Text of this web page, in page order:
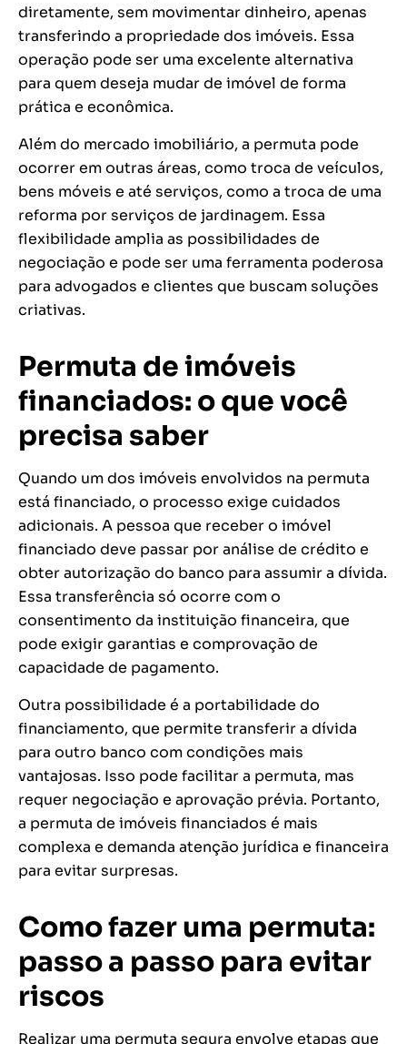
diretamente, sem movimentar dinheiro, apenas
transferindo a propriedade dos imóveis. Essa
operação pode ser uma excelente alternativa
para quem deseja mudar de imóvel de forma
prática e econômica.
Além do mercado imobiliário, a permuta pode
ocorrer em outras áreas, como troca de veículos,
bens móveis e até serviços, como a troca de uma
reforma por serviços de jardinagem. Essa
flexibilidade amplia as possibilidades de
negociação e pode ser uma ferramenta poderosa
para advogados e clientes que buscam soluções
criativas.
Permuta de imóveis
financiados: o que você
precisa saber
Quando um dos imóveis envolvidos na permuta
está financiado, o processo exige cuidados
adicionais. A pessoa que receber o imóvel
financiado deve passar por análise de crédito e
obter autorização do banco para assumir a dívida.
Essa transferência só ocorre com o
consentimento da instituição financeira, que
pode exigir garantias e comprovação de
capacidade de pagamento.
Outra possibilidade é a portabilidade do
financiamento, que permite transferir a dívida
para outro banco com condições mais
vantajosas. Isso pode facilitar a permuta, mas
requer negociação e aprovação prévia. Portanto,
a permuta de imóveis financiados é mais
complexa e demanda atenção jurídica e financeira
para evitar surpresas.
Como fazer uma permuta:
passo a passo para evitar
riscos
Realizar uma permuta segura envolve etapas que